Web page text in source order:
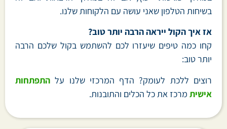
בשיחות הטלפון שאני עושה עם הלקוחות שלנו.
אז איך הקול ייראה הרבה יותר טוב?
קחו כמה טיפים שיעזרו לכם להשתמש בקול שלכם הרבה
יותר טוב:
רוצים ללכת לעומק? הדף המרכזי שלנו על התפתחות
אישית מרכז את כל הכלים והתובנות.